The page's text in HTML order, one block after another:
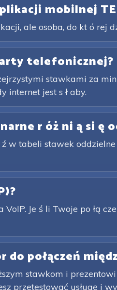
mobilnej
ale osoba, do kt ó rej
telefonicznej?
stawkami za
internet jest s ł aby.
r óż ni ą si ę
w tabeli stawek
VoIP. Je ś li Twoje po łą
połączeń
stawkom i
przetestować usługę i